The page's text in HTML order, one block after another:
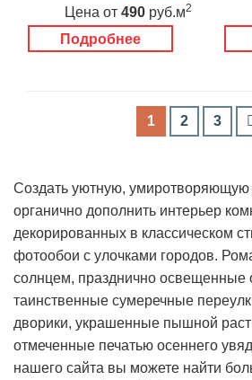
Подробнее
Цена от 490 руб.м2
1 2 3
Создать уютную,
органично дополнить интерьер
декорированных в классическом
фотообои с улочками городов.
солнцем, празднично освещенные
таинственные сумеречные
дворики, украшенные пышной
отмеченные печатью осеннего
нашего сайта вы можете найти